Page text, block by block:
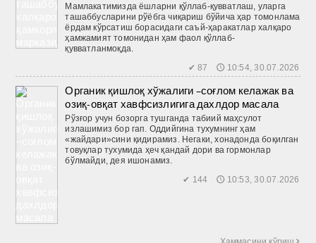
Мамлакатимизда ёшларни қўллаб-қувватлаш, уларга
ташаб­бусларини рўёбга чиқариш бўйича ҳар томонлама
ёрдам кўрсатиш борасидаги саъй-ҳаракатлар халқаро
ҳамжамият томонидан ҳам фаол қўллаб-
қувватланмоқда.
✔ 87 🕔 10:54, 30.07.2026
Органик қишлоқ хўжалиги –соғлом келажак ва
озиқ-овқат хавфсизлигига дахлдор масала
Рўзғор учун бозорга тушганда табиий маҳсулот
излашимиз бор гап. Оддийгина тухумнинг ҳам
«жайдари»сини қидирамиз. Негаки, хонадонда боқилган
товуқлар тухумида ҳеч қандай дори ва гормонлар
бўлмайди, дея ишонамиз.
✔ 144 🕔 10:53, 30.07.2026